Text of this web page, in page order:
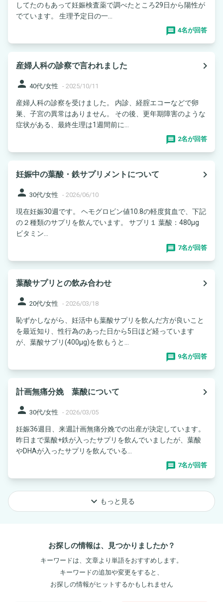
してたのもあって妊娠検査薬で調べたところ29日から陽性が
でています。 生理予定日の一...
4名が回答
産婦人科の診察で言われました
navigate_next
person 40代/女性 - 2025/10/11
産婦人科の診察を受けました。 内診、経腟エコーなどで卵
巣、子宮の異常はありません。 その後、更年期障害のような
症状がある、最終生理は1週間前に...
2名が回答
妊娠中の葉酸・鉄サプリメントについて
navigate_next
person 30代/女性 - 2026/06/10
現在妊娠30週です。 ヘモグロビン値10.8の軽度貧血で、下記
の２種類のサプリを飲んでいます。 サプリ１ 葉酸：480μg
ビタミン...
7名が回答
葉酸サプリとの飲み合わせ
navigate_next
person 20代/女性 - 2026/03/18
恥ずかしながら、妊活中も葉酸サプリを飲んだ方が良いこと
を最近知り、性行為のあった日から5日ほど経っています
が、葉酸サプリ(400μg)を飲もうと...
9名が回答
計画無痛分娩 葉酸について
navigate_next
person 30代/女性 - 2026/03/05
妊娠36週目、来週計画無痛分娩での出産が決定しています。
昨日まで葉酸+鉄が入ったサプリを飲んでいましたが、葉酸
やDHAが入ったサプリを飲んでいる...
7名が回答
keyboard_arrow_down もっと見る
お探しの情報は、見つかりましたか？
キーワードは、文章より単語をおすすめします。
キーワードの追加や変更をすると、
お探しの情報がヒットするかもしれません